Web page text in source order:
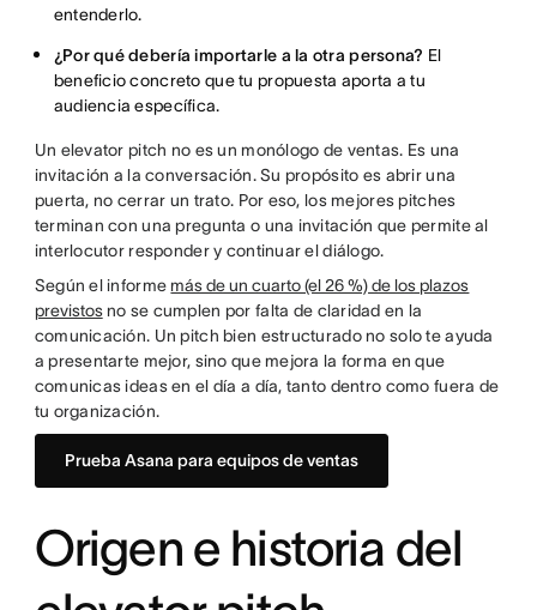
entenderlo.
¿Por qué debería importarle a la otra persona? El
beneficio concreto que tu propuesta aporta a tu
audiencia específica.
Un elevator pitch no es un monólogo de ventas. Es una
invitación a la conversación. Su propósito es abrir una
puerta, no cerrar un trato. Por eso, los mejores pitches
terminan con una pregunta o una invitación que permite al
interlocutor responder y continuar el diálogo.
Según el informe más de un cuarto (el 26 %) de los plazos
previstosno se cumplen por falta de claridad en la
comunicación. Un pitch bien estructurado no solo te ayuda
a presentarte mejor, sino que mejora la forma en que
comunicas ideas en el día a día, tanto dentro como fuera de
tu organización.
Prueba Asana para equipos de ventas
Origen e historia del